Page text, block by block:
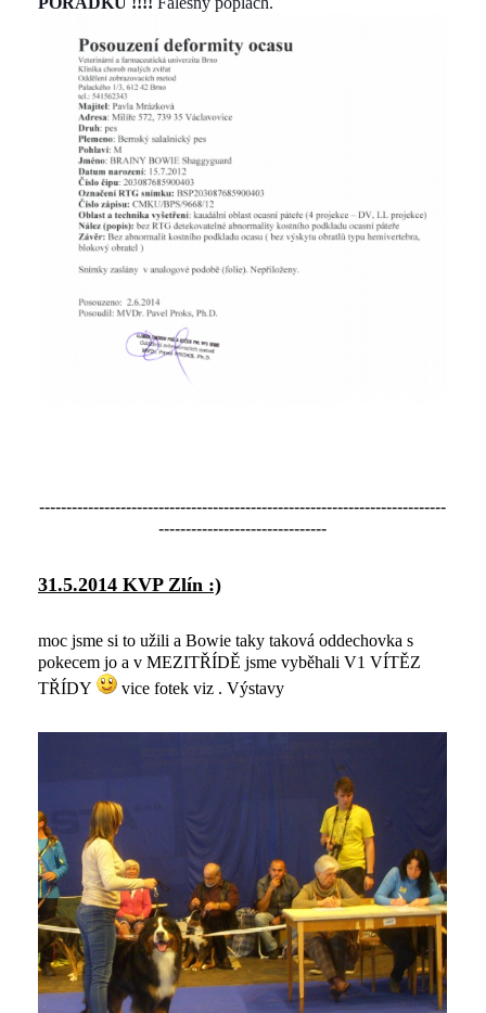
---------------------------------------------------------------------------
-------------------------------
31.5.2014 KVP Zlín :)
moc jsme si to užili a Bowie taky taková oddechovka s
pokecem jo a v MEZITŘÍDĚ jsme vyběhali V1 VÍTĚZ
TŘÍDY
vice fotek viz . Výstavy